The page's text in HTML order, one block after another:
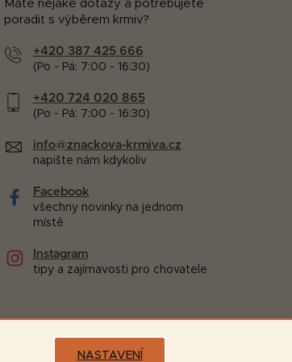
NASTAVENÍ
Máte nějaké dotazy a potřebujete
poradit s výběrem krmiv?
+420 387 425 666
(Po - Pá: 7:00 - 16:30)
+420 724 020 865
(Po - Pá: 7:00 - 16:30)
info@znackova-krmiva.cz
napište nám kdykoliv
Facebook
všechny novinky na jednom
místě
Instagram
tipy a zajímavosti pro chovatele